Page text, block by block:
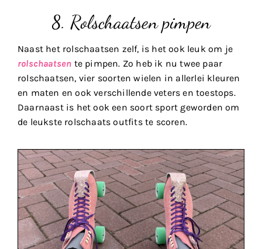
8. Rolschaatsen pimpen
Naast het rolschaatsen zelf, is het ook leuk om je
rolschaatsen te pimpen. Zo heb ik nu twee paar
rolschaatsen, vier soorten wielen in allerlei kleuren
en maten en ook verschillende veters en toestops.
Daarnaast is het ook een soort sport geworden om
de leukste rolschaats outfits te scoren.